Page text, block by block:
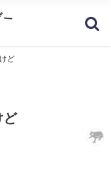
ど
ど